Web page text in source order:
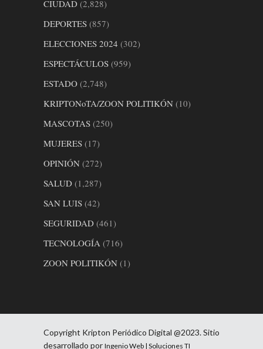
CIUDAD (2,828)
DEPORTES (857)
ELECCIONES 2024 (302)
ESPECTÁCULOS (959)
ESTADO (2,748)
KRIPTONoTA/ZOON POLITIKÓN (10)
MASCOTAS (250)
MUJERES (17)
OPINIÓN (272)
SALUD (1,287)
SAN LUIS (42)
SEGURIDAD (461)
TECNOLOGÍA (716)
ZOON POLITIKÓN (1)
Copyright Kripton Periódico Digital @2023. Sitio
desarrollado por Ingenio Web | Soluciones TI